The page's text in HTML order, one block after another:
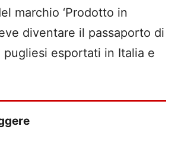
marchio ‘Prodotto in
diventare il passaporto di
esportati in Italia e